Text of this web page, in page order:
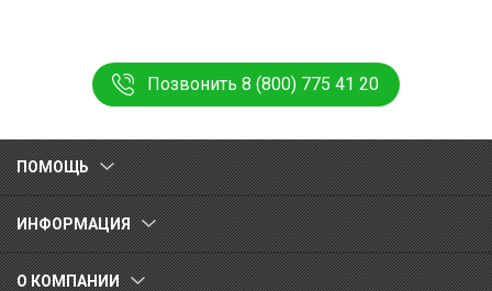
Позвонить 8 (800) 775 41 20
ПОМОЩЬ
ИНФОРМАЦИЯ
О КОМПАНИИ